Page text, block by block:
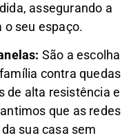
assegurando a
o seu espaço.
São a escolha
contra quedas
de alta resistência e
que as redes
sua casa sem